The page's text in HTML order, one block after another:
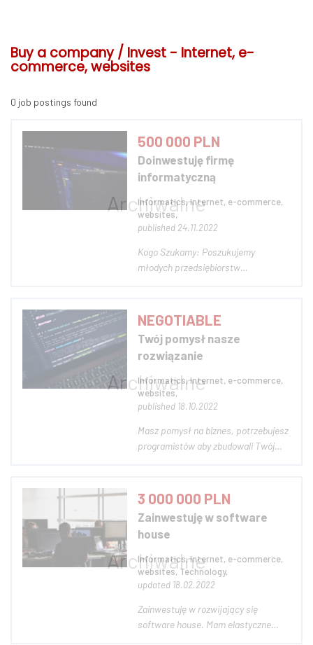
Buy a company / Invest - Internet, e-
commerce, websites
0 job postings found
500 000 PLN
Doinwestuję firmę
informatyczną
Informatics, Internet, e-commerce,
websites,
published 24.11.2022
Kogo Szukamy: Poszukujemy
młodych przedsiębiorstw
przedsiębiorstwo działające w branży
inwestycyjnej typu Venture Capital.
Wraz z naszymi spółkami
portfelowymi tworzymy
wielobranżową...
NEGOTIABLE
Twój pomysł nasze
rozwiązanie
Informatics, Internet, e-commerce,
websites,
published 18.10.2022
Masz pomysł na biznes, potrzebujesz
programistów aby zbudowali Twój
oczywiście bezkosztowo.
Inwestujemy nasz czas i środki w
budowę rozwiązań IT (aplikacji
3 000 000 PLN
Zainwestuję w software
house
Informatics, Internet, e-commerce,
websites, Technology,
updated 18.02.2022
Zainwestuję w rozwijający się
software house. Mam elastyczne